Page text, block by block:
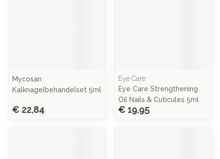
Mycosan
Kalknagelbehandelset 5ml
€ 22,84
Eye Care
Eye Care Strengthening
Oil Nails & Cuticules 5ml
€ 19,95